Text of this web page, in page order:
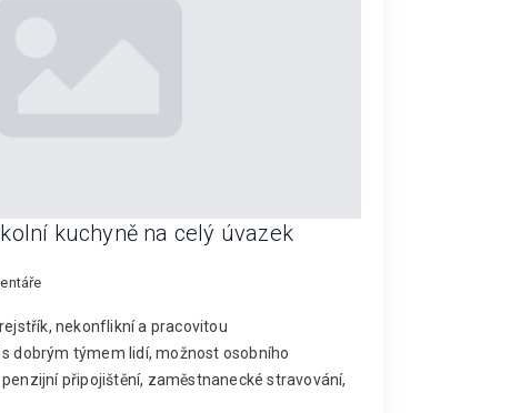
kuchyně na celý úvazek
nekonflikní a pracovitou
dobrým týmem lidí, možnost osobního
připojištění, zaměstnanecké stravování,